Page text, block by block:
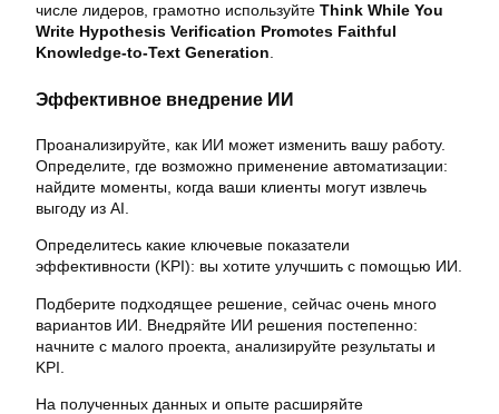
числе лидеров, грамотно используйте Think While You
Write Hypothesis Verification Promotes Faithful
Knowledge-to-Text Generation.
Эффективное внедрение ИИ
Проанализируйте, как ИИ может изменить вашу работу.
Определите, где возможно применение автоматизации:
найдите моменты, когда ваши клиенты могут извлечь
выгоду из AI.
Определитесь какие ключевые показатели
эффективности (KPI): вы хотите улучшить с помощью ИИ.
Подберите подходящее решение, сейчас очень много
вариантов ИИ. Внедряйте ИИ решения постепенно:
начните с малого проекта, анализируйте результаты и
KPI.
На полученных данных и опыте расширяйте